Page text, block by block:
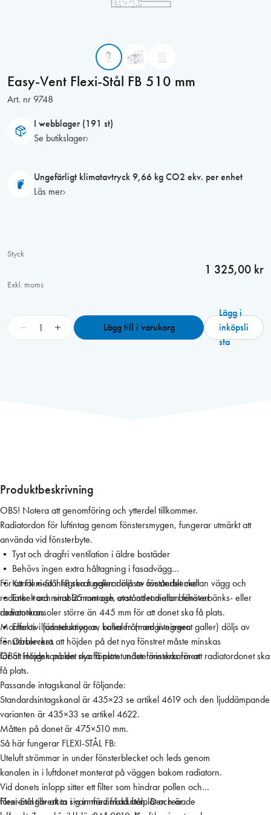
Easy-Vent Flexi-Stål FB 510 mm
Art. nr 9748
I webblager (191 st)
Se butikslager
Ungefärligt klimatavtryck 9,66 kg CO2 ekv. per enhet
Läs mer
Styck
1 325,00 kr
Exkl. moms
x
i
-
S
l
F
B
5
1
0
m
m
m
ä
n
g
d
+ Lägg till i varukorg
Lägg i
inköpsli
sta
Produktbeskrivning
OBS! Notera att genomföring och ytterdel tillkommer.
Radiatordon för luftintag genom fönstersmygen, fungerar utmärkt att
använda vid fönsterbyte.
• Tyst och dragfri ventilation i äldre bostäder
• Behövs ingen extra håltagning i fasadvägg
• Kanal med integrerat galler döljs av fönsterblecket
• Enkelt och snabbt montage, utan att radiator behöver
demonteras
• Effektiv ljudreduktion av buller från omgivningen
• Observera att höjden på det nya fönstret måste minskas
för att intagskanalen ska få plats under fönsterkarmen
För att Flexi-Stål FB ska fungerar måste avståndet mellan vägg och
radiator vara minst 25 mm och avståndet mellan fönsterbänks- eller
radiatorkonsoler större än 445 mm för att donet ska få plats.
Monteras i fönstersmygen, kanalen (med integrerat galler) döljs av
fönsterblecket.
OBS! Höjden på det nya fönstret måste minskas för att radiatordonet ska
få plats.
Passande intagskanal är följande:
Standardsintagskanal är 435×23 se artikel 4619 och den ljuddämpande
varianten är 435×33 se artikel 4622.
Måtten på donet är 475×510 mm.
Så här fungerar FLEXI-STÅL FB:
Uteluft strömmar in under fönsterblecket och leds genom
kanalen in i luftdonet monterat på väggen bakom radiatorn.
Vid donets inlopp sitter ett filter som hindrar pollen och
föroreningar att ta sig in med friskluften. Den renade
Flexi-Stål tillverkas i varmförzinkad stålplåt och är